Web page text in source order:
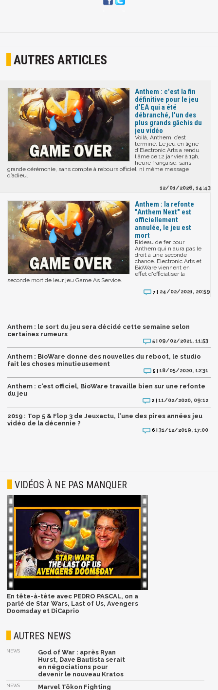
AUTRES ARTICLES
Anthem : c'est la fin
définitive pour le jeu
d'EA qui a été
débranché, l'un des
plus grands gâchis du
jeu vidéo
Voilà, Anthem, c’est
terminé. Le jeu en ligne
d'Electronic Arts a rendu
l'âme ce 12 janvier à 19h,
heure française, sans
grande cérémonie, sans compte à rebours officiel, ni même message
d’adieu.
12/01/2026, 14:43
Anthem : la refonte
"Anthem Next" est
officiellement
annulée, le jeu est
mort
Rideau de fer pour
Anthem qui n'aura pas le
droit à une seconde
chance. Electronic Arts et
BioWare viennent en
effet d'officialiser la
seconde mort de leur jeu Game As Service.
7 | 24/02/2021, 20:59
Anthem : le sort du jeu sera décidé cette semaine selon
certaines rumeurs
5 | 09/02/2021, 11:53
Anthem : BioWare donne des nouvelles du reboot, le studio
fait les choses minutieusement
5 |18/05/2020, 12:31
Anthem : c'est officiel, BioWare travaille bien sur une refonte
du jeu
2 |11/02/2020, 09:12
2019 : Top 5 & Flop 3 de Jeuxactu, l'une des pires années jeu
vidéo de la décennie ?
6 |31/12/2019, 17:00
VIDÉOS À NE PAS MANQUER
En tête-à-tête avec PEDRO PASCAL, on a
parlé de Star Wars, Last of Us, Avengers
Doomsday et DiCaprio
AUTRES NEWS
NEWS
God of War : après Ryan
Hurst, Dave Bautista serait
en négociations pour
devenir le nouveau Kratos
NEWS Marvel Tōkon Fighting